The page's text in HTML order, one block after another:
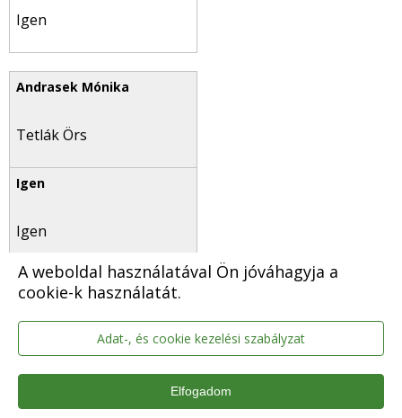
A weboldal használatával Ön jóváhagyja a
cookie-k használatát.
Adat-, és cookie kezelési szabályzat
Elfogadom
Igen
Tetlák Örs
Igen
T. Mészáros András